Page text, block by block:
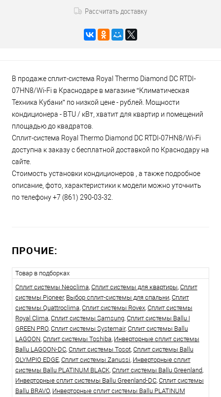
Рассчитать доставку
В продаже сплит-система Royal Thermo Diamond DC RTDI-
07HN8/Wi-Fi в Краснодаре в магазине “Климатическая
Техника Кубани” по низкой цене - рублей. Мощности
кондиционера - BTU / кВт, хватит для квартир и помещений
площадью до квадратов.
Сплит-система Royal Thermo Diamond DC RTDI-07HN8/Wi-Fi
доступна к заказу с бесплатной доставкой по Краснодару на
сайте.
Стоимость установки кондиционеров , а также подробное
описание, фото, характеристики к модели можно уточнить
по телефону +7 (861) 290-03-32.
ПРОЧИЕ:
Товар в подборках
Сплит системы Neoclima, Сплит системы для квартиры, Сплит
системы Pioneer, Выбор сплит-системы для спальни, Сплит
системы Quattroclima, Сплит системы Rovex, Сплит системы
Royal Clima, Сплит системы Samsung, Сплит системы Ballu I
GREEN PRO, Сплит системы Systemair, Сплит системы Ballu
LAGOON, Сплит системы Toshiba, Инверторные сплит системы
Ballu LAGOON-DC, Сплит системы Tosot, Сплит системы Ballu
OLYMPIO EDGE, Сплит системы Zanussi, Инверторные сплит
системы Ballu PLATINUM BLACK, Сплит системы Ballu Greenland,
Инверторные сплит системы Ballu Greenland-DC, Сплит системы
Ballu BRAVO, Инверторные сплит системы Ballu PLATINUM